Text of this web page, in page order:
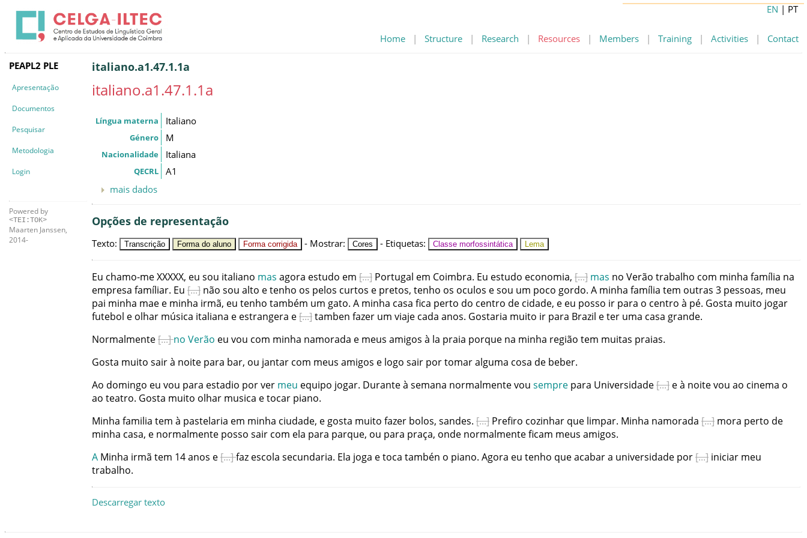
Home | Structure | Research | Resources | Members | Training | Activities | Contact
EN | PT
PEAPL2 PLE
Apresentação
Documentos
Pesquisar
Metodologia
Login
Powered by
<TEI:TOK>
Maarten Janssen,
2014-
italiano.a1.47.1.1a
italiano.a1.47.1.1a
Língua materna Italiano
Género M
Nacionalidade Italiana
QECRL
A1
mais dados
Opções de representação
Texto: Transcrição Forma do aluno Forma corrigida - Mostrar: Cores - Etiquetas: Classe morfossintática Lema
Eu chamo-meXXXXX, eu sou italiano mas agora estudo em Portugal em Coimbra. Eu estudo economia, mas no Verão trabalho com minha família na
empresa famíliar. Eu não sou alto etenho os pelos curtos e pretos, tenho os oculos esou um poco gordo. A minha família tem outras 3 pessoas, meu
pai minha mae e minha irmã, eu tenho também um gato. A minha casa fica perto do centro de cidade, e eu posso ir para o centro à pé. Gosta muito jogar
futebol e olhar música italiana e estrangera e tamben fazer um viaje cada anos. Gostaria muito ir para Brazil eter uma casa grande.
Normalmente
no Verão eu vou com minha namorada e meus amigos à la praia porque na minha região tem muitas praias.
Gosta muito sairà noite para bar, ou jantar com meus amigos e logo sair portomaralguma cosa de beber.
Ao domingo eu vou para estadio porver meu equipo jogar. Duranteà semana normalmentevou sempre para Universidade eà noitevou ao cinema o
ao teatro. Gosta muito olhar musica etocar piano.
Minha familia tem à pastelaria em minha ciudade, e gosta muito fazer bolos, sandes. Prefiro cozinhar que limpar. Minha namorada mora perto de
minha casa, e normalmente posso sair com ela para parque, ou para praça, onde normalmenteficam meus amigos.
A Minha irmã tem 14anos e faz escola secundaria. Ela joga etoca tambén o piano. Agora eu tenho queacabara universidade por iniciar meu
trabalho.
Descarregar texto